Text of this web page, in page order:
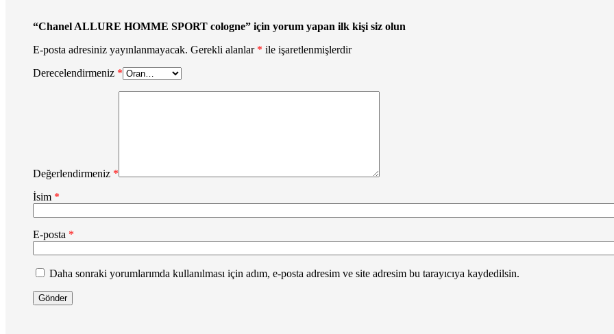
“Chanel ALLURE HOMME SPORT cologne” için yorum yapan ilk kişi siz olun
E-posta adresiniz yayınlanmayacak. Gerekli alanlar * ile işaretlenmişlerdir
Derecelendirmeniz *
Değerlendirmeniz *
İsim *
E-posta *
Daha sonraki yorumlarımda kullanılması için adım, e-posta adresim ve site adresim bu tarayıcıya kaydedilsin.